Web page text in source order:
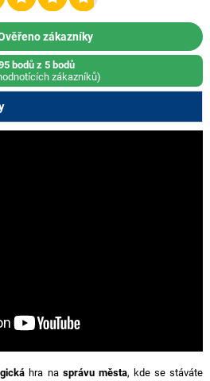
zákazníky
bodů z 5 bodů
zákazníků)
hra na správu města, kde se stáváte